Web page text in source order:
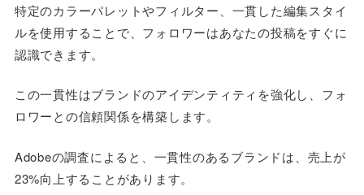
特定のカラーパレットやフィルター、一貫した編集スタイ
ルを使用することで、フォロワーはあなたの投稿をすぐに
認識できます。
この一貫性はブランドのアイデンティティを強化し、フォ
ロワーとの信頼関係を構築します。
Adobeの調査によると、一貫性のあるブランドは、売上が
23%向上することがあります。